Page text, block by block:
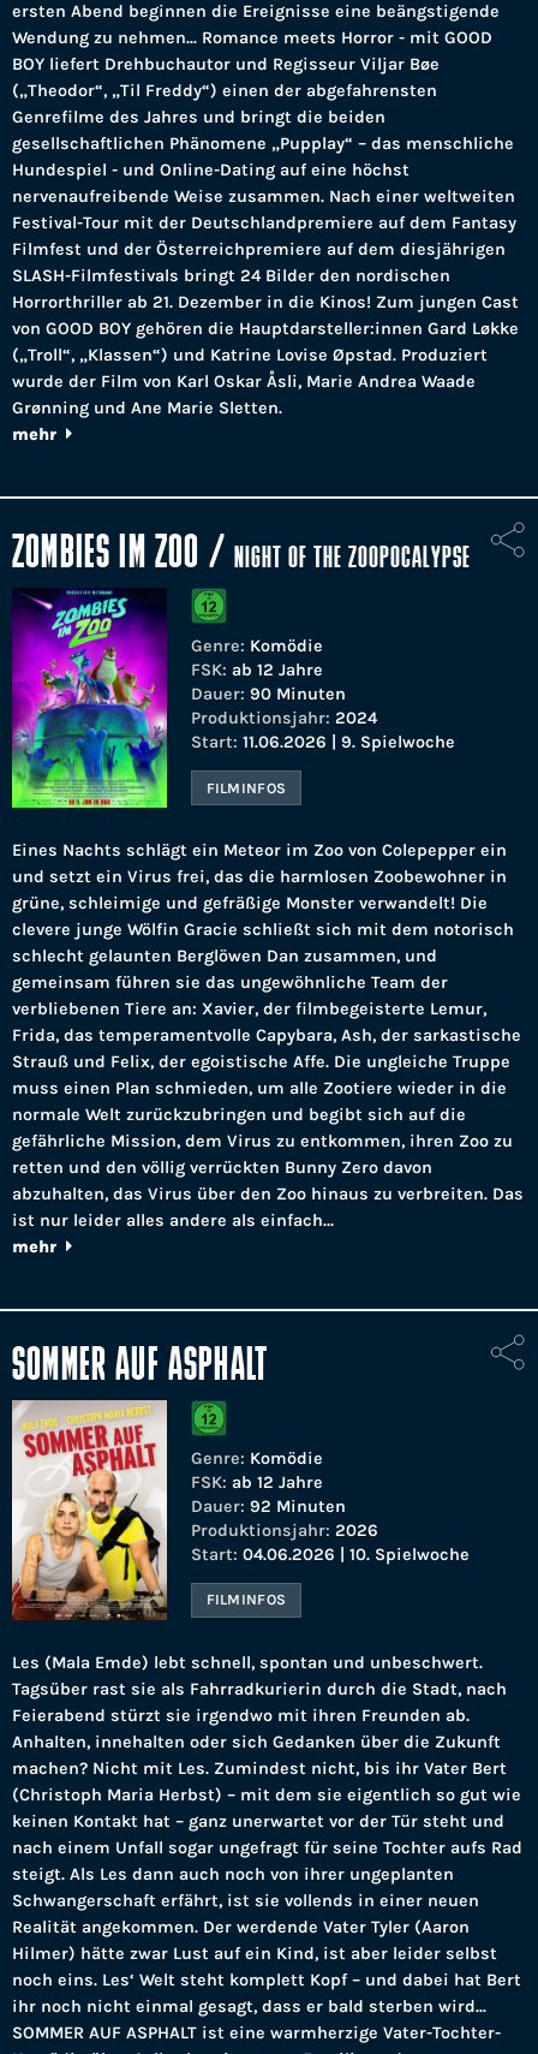
ersten Abend beginnen die Ereignisse eine beängstigende
Wendung zu nehmen... Romance meets Horror - mit GOOD
BOY liefert Drehbuchautor und Regisseur Viljar Bøe
(„Theodor“, „Til Freddy“) einen der abgefahrensten
Genrefilme des Jahres und bringt die beiden
gesellschaftlichen Phänomene „Pupplay“ – das menschliche
Hundespiel - und Online-Dating auf eine höchst
nervenaufreibende Weise zusammen. Nach einer weltweiten
Festival-Tour mit der Deutschlandpremiere auf dem Fantasy
Filmfest und der Österreichpremiere auf dem diesjährigen
SLASH-Filmfestivals bringt 24 Bilder den nordischen
Horrorthriller ab 21. Dezember in die Kinos! Zum jungen Cast
von GOOD BOY gehören die Hauptdarsteller:innen Gard Løkke
(„Troll“, „Klassen“) und Katrine Lovise Øpstad. Produziert
wurde der Film von Karl Oskar Åsli, Marie Andrea Waade
Grønning und Ane Marie Sletten.
mehr
ZOMBIES IM ZOO / NIGHT OF THE ZOOPOCALYPSE
Genre: Komödie
FSK: ab 12 Jahre
Dauer: 90 Minuten
Produktionsjahr: 2024
Start: 11.06.2026 | 9. Spielwoche
FILMINFOS
Eines Nachts schlägt ein Meteor im Zoo von Colepepper ein
und setzt ein Virus frei, das die harmlosen Zoobewohner in
grüne, schleimige und gefräßige Monster verwandelt! Die
clevere junge Wölfin Gracie schließt sich mit dem notorisch
schlecht gelaunten Berglöwen Dan zusammen, und
gemeinsam führen sie das ungewöhnliche Team der
verbliebenen Tiere an: Xavier, der filmbegeisterte Lemur,
Frida, das temperamentvolle Capybara, Ash, der sarkastische
Strauß und Felix, der egoistische Affe. Die ungleiche Truppe
muss einen Plan schmieden, um alle Zootiere wieder in die
normale Welt zurückzubringen und begibt sich auf die
gefährliche Mission, dem Virus zu entkommen, ihren Zoo zu
retten und den völlig verrückten Bunny Zero davon
abzuhalten, das Virus über den Zoo hinaus zu verbreiten. Das
ist nur leider alles andere als einfach…
mehr
SOMMER AUF ASPHALT
Genre: Komödie
FSK: ab 12 Jahre
Dauer: 92 Minuten
Produktionsjahr: 2026
Start: 04.06.2026 | 10. Spielwoche
FILMINFOS
Les (Mala Emde) lebt schnell, spontan und unbeschwert.
Tagsüber rast sie als Fahrradkurierin durch die Stadt, nach
Feierabend stürzt sie irgendwo mit ihren Freunden ab.
Anhalten, innehalten oder sich Gedanken über die Zukunft
machen? Nicht mit Les. Zumindest nicht, bis ihr Vater Bert
(Christoph Maria Herbst) – mit dem sie eigentlich so gut wie
keinen Kontakt hat – ganz unerwartet vor der Tür steht und
nach einem Unfall sogar ungefragt für seine Tochter aufs Rad
steigt. Als Les dann auch noch von ihrer ungeplanten
Schwangerschaft erfährt, ist sie vollends in einer neuen
Realität angekommen. Der werdende Vater Tyler (Aaron
Hilmer) hätte zwar Lust auf ein Kind, ist aber leider selbst
noch eins. Les‘ Welt steht komplett Kopf – und dabei hat Bert
ihr noch nicht einmal gesagt, dass er bald sterben wird...
SOMMER AUF ASPHALT ist eine warmherzige Vater-Tochter-